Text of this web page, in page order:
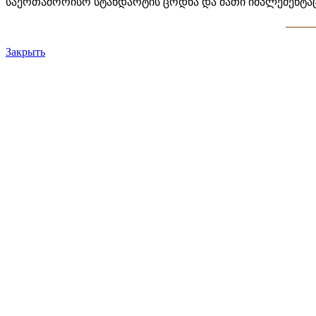
Закрыть